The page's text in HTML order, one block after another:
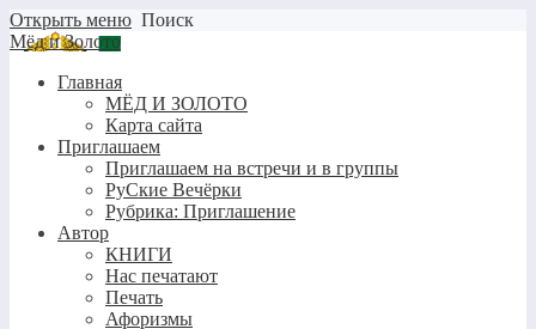
Открыть меню Поиск
Мёд и Золото
Главная
МЁД И ЗОЛОТО
Карта сайта
Приглашаем
Приглашаем на встречи и в группы
РуСкие Вечёрки
Рубрика: Приглашение
Автор
КНИГИ
Нас печатают
Печать
Афоризмы